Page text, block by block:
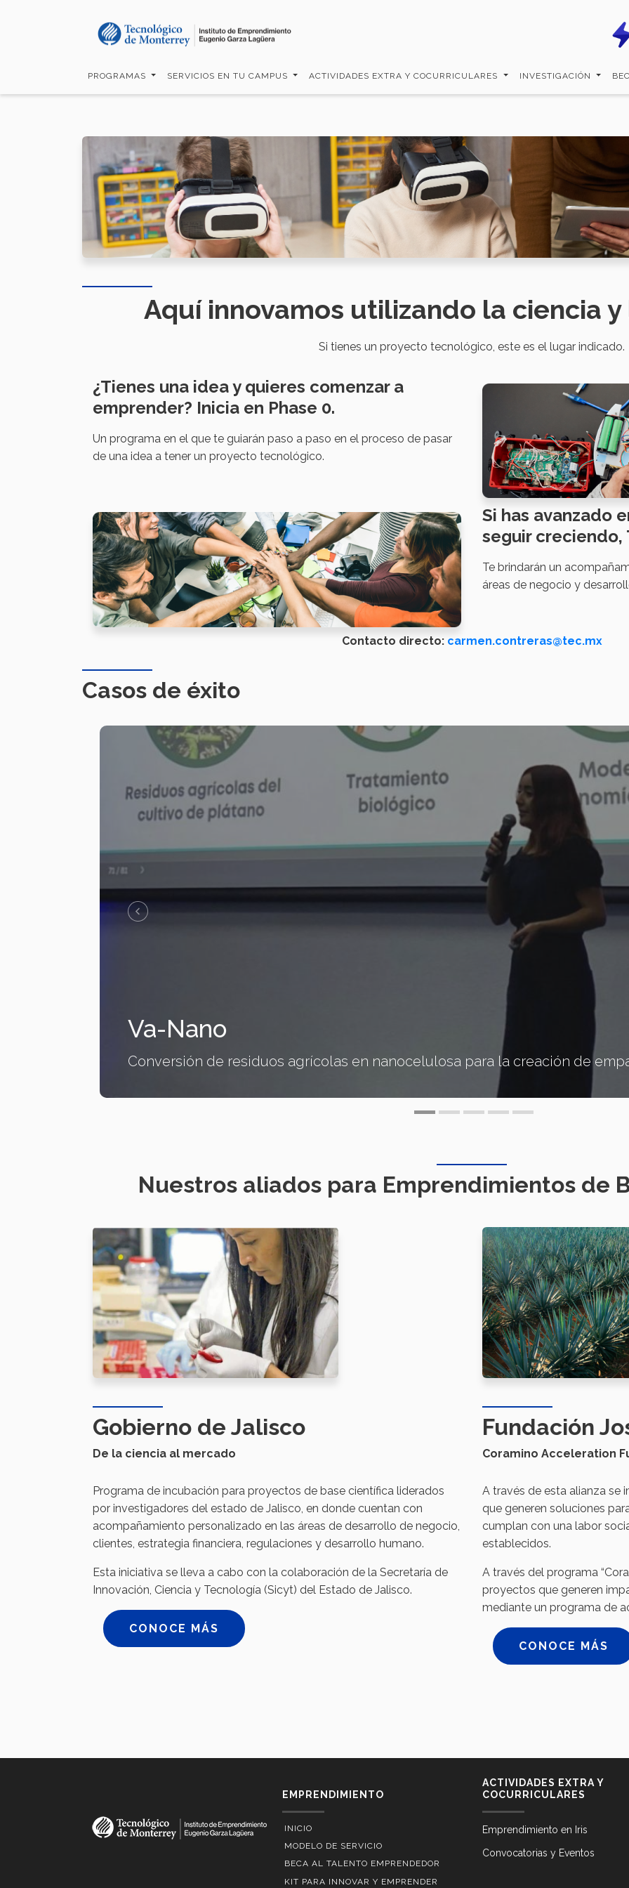
PROGRAMAS SERVICIOS EN TU CAMPUS ACTIVIDADES EXTRA Y COCURRICULARES INVESTIGACIÓN
Aquí innovamos utilizando la ciencia
Si tienes un proyecto tecnológico, este es el lugar indicado.
¿Tienes una idea y quieres comenzar a
emprender? Inicia en Phase 0.
Un programa en el que te guiarán paso a paso en el proceso de pasar
de una idea a tener un proyecto tecnológico.
Si has avanzado
seguir creciendo,
Te brindarán un
áreas de negocio y
Contacto directo: carmen.contreras@tec.mx
Casos de éxito
Va-Nano
Conversión de residuos agrícolas en nanocelulosa para la creación de
Nuestros aliados para Emprendimientos de
Gobierno de Jalisco
De la ciencia al mercado
Programa de incubación para proyectos de base científica liderados
por investigadores del estado de Jalisco, en donde cuentan con
acompañamiento personalizado en las áreas de desarrollo de negocio,
clientes, estrategia financiera, regulaciones y desarrollo humano.
Esta iniciativa se lleva a cabo con la colaboración de la Secretaría de
Innovación, Ciencia y Tecnología (Sicyt) del Estado de Jalisco.
CONOCE MÁS
Fundación
Coramino Acceleration
A través de esta alianza se
que generen soluciones
cumplan con una labor
establecidos.
A través del programa
proyectos que generen
mediante un programa de
CONOCE MÁS
EMPRENDIMIENTO
INICIO
MODELO DE SERVICIO
BECA AL TALENTO EMPRENDEDOR
KIT PARA INNOVAR Y EMPRENDER
ACTIVIDADES EXTRA Y
COCURRICULARES
Emprendimiento en Iris
Convocatorias y Eventos